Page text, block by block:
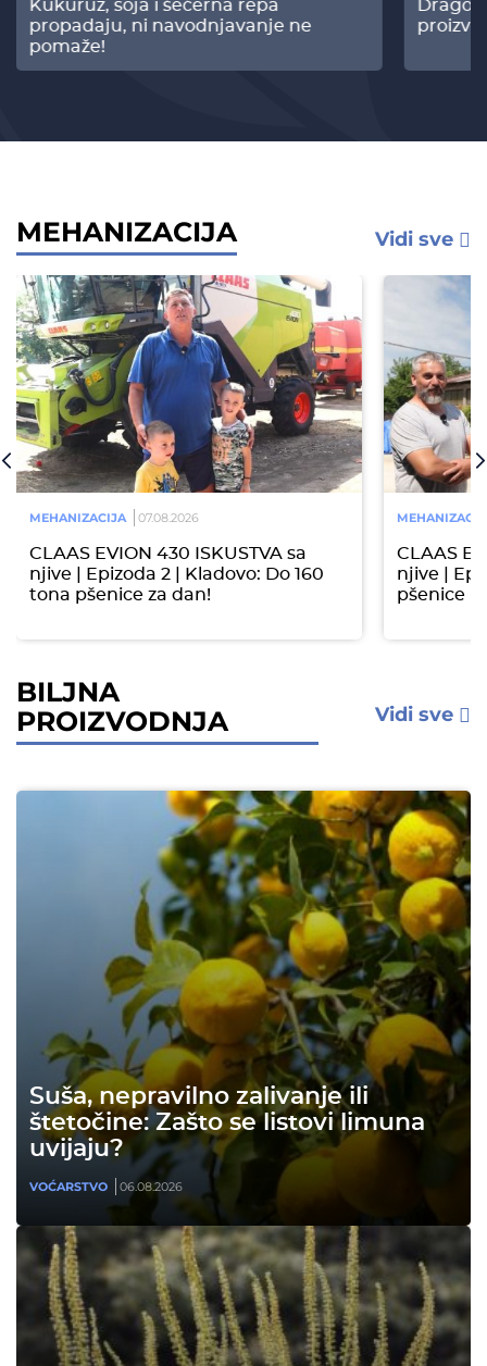
Kukuruz, soja i šećerna repa
propadaju, ni navodnjavanje ne
pomaže!
MEHANIZACIJA Vidi sve
MEHANIZACIJA 07.08.2026
CLAAS EVION 430 ISKUSTVA sa
njive | Epizoda 2 | Kladovo: Do 160
tona pšenice za dan!
CLAAS
njive |
pšenice
BILJNA
PROIZVODNJA
Vidi sve
Suša, nepravilno zalivanje ili
štetočine: Zašto se listovi limuna
uvijaju?
VOĆARSTVO 06.08.2026